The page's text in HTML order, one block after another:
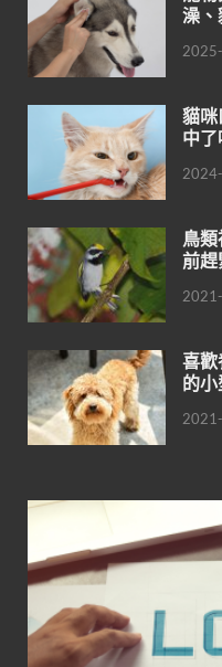
澡、
貓咪
中了
鳥
前趕
喜歡
的